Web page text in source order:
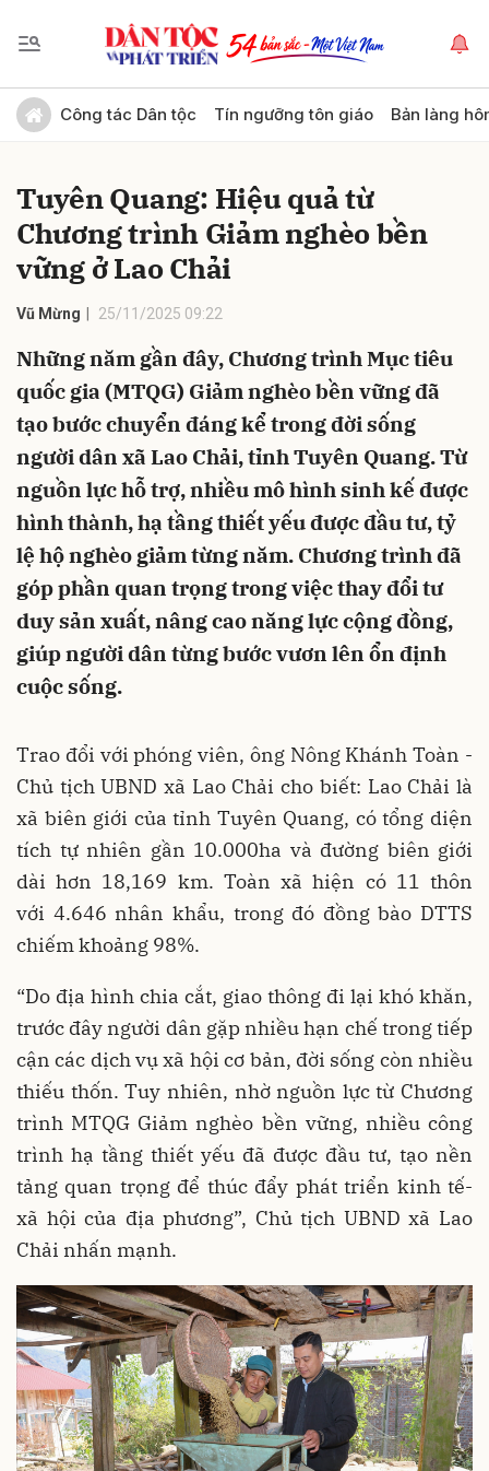
Công tác Dân tộc Tín ngưỡng tôn giáo Bản làng
Tuyên Quang: Hiệu quả từ
Chương trình Giảm nghèo bền
vững ở Lao Chải
Vũ Mừng 25/11/2025 09:22
Những năm gần đây, Chương trình Mục tiêu
quốc gia (MTQG) Giảm nghèo bền vững đã
tạo bước chuyển đáng kể trong đời sống
người dân xã Lao Chải, tỉnh Tuyên Quang. Từ
nguồn lực hỗ trợ, nhiều mô hình sinh kế được
hình thành, hạ tầng thiết yếu được đầu tư, tỷ
lệ hộ nghèo giảm từng năm. Chương trình đã
góp phần quan trọng trong việc thay đổi tư
duy sản xuất, nâng cao năng lực cộng đồng,
giúp người dân từng bước vươn lên ổn định
cuộc sống.
Trao đổi với phóng viên, ông Nông Khánh Toàn -
Chủ tịch UBND xã Lao Chải cho biết: Lao Chải là
xã biên giới của tỉnh Tuyên Quang, có tổng diện
tích tự nhiên gần 10.000ha và đường biên giới
dài hơn 18,169 km. Toàn xã hiện có 11 thôn
với 4.646 nhân khẩu, trong đó đồng bào DTTS
chiếm khoảng 98%.
“Do địa hình chia cắt, giao thông đi lại khó khăn,
trước đây người dân gặp nhiều hạn chế trong tiếp
cận các dịch vụ xã hội cơ bản, đời sống còn nhiều
thiếu thốn. Tuy nhiên, nhờ nguồn lực từ Chương
trình MTQG Giảm nghèo bền vững, nhiều công
trình hạ tầng thiết yếu đã được đầu tư, tạo nền
tảng quan trọng để thúc đẩy phát triển kinh tế-
xã hội của địa phương”, Chủ tịch UBND xã Lao
Chải nhấn mạnh.
Gửi bình luận